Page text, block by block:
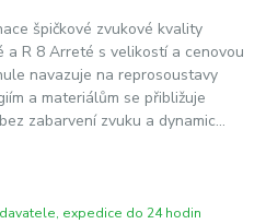
špičkové zvukové kvality
a R 8 Arreté s velikostí a cenovou
navazuje na reprosoustavy
a materiálům se přibližuje
zabarvení zvuku a dynamic...
expedice do 24 hodin